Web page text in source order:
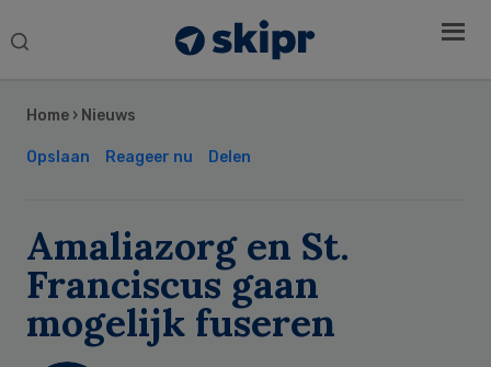
Search
Home › Nieuws
Opslaan Reageer nu Delen
Amaliazorg en St.
Franciscus gaan
mogelijk fuseren
Sidebar